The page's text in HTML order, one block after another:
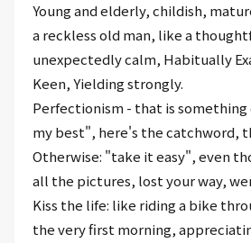
Young and elderly, childish,
a reckless old man, like a
unexpectedly calm, Habitually
Keen, Yielding strongly.
Perfectionism - that is
my best", here's the catchword,
Otherwise: "take it easy", even
all the pictures, lost your way,
Kiss the life: like riding a bike
the very first morning,